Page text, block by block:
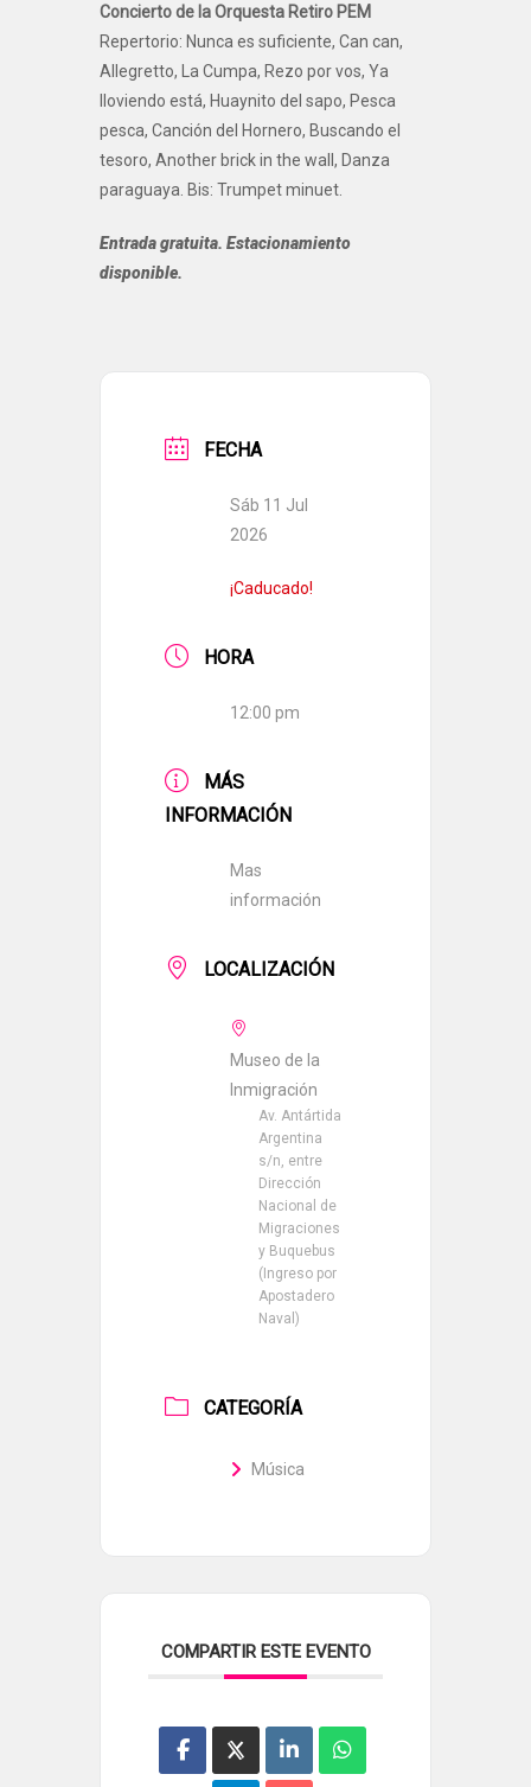
Concierto de la Orquesta Retiro PEM
Repertorio: Nunca es suficiente, Can can,
Allegretto, La Cumpa, Rezo por vos, Ya
lloviendo está, Huaynito del sapo, Pesca
pesca, Canción del Hornero, Buscando el
tesoro, Another brick in the wall, Danza
paraguaya. Bis: Trumpet minuet.
Entrada gratuita. Estacionamiento
disponible.
FECHA
Sáb 11 Jul
2026
¡Caducado!
HORA
12:00 pm
MÁS
INFORMACIÓN
Mas
información
LOCALIZACIÓN
Museo de la
Inmigración
Av. Antártida
Argentina
s/n, entre
Dirección
Nacional de
Migraciones
y Buquebus
(Ingreso por
Apostadero
Naval)
CATEGORÍA
Música
COMPARTIR ESTE EVENTO